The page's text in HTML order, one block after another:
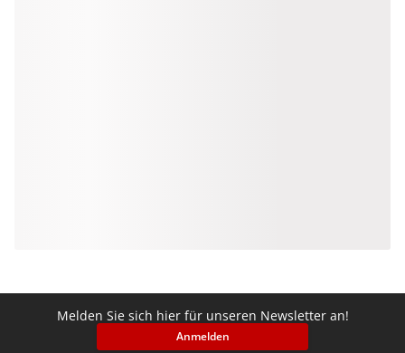
Melden Sie sich hier für unseren Newsletter an!
Anmelden